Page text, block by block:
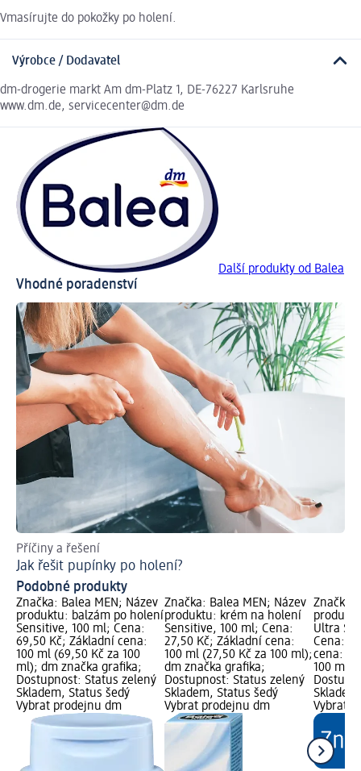
Vmasírujte do pokožky po holení.
Výrobce / Dodavatel
dm-drogerie markt Am dm-Platz 1, DE-76227 Karlsruhe
www.dm.de, servicecenter@dm.de
Další produkty od Balea
Vhodné poradenství
Příčiny a řešení
Jak řešit pupínky po holení?
Podobné produkty
Značka: Balea MEN; Název
produktu: balzám po holení
Sensitive, 100 ml; Cena:
69,50 Kč; Základní cena:
100 ml (69,50 Kč za 100
ml); dm značka grafika;
Dostupnost: Status zelený
Skladem, Status šedý
Vybrat prodejnu dm
Značka: Balea MEN; Název
produktu: krém na holení
Sensitive, 100 ml; Cena:
27,50 Kč; Základní cena:
100 ml (27,50 Kč za 100 ml);
dm značka grafika;
Dostupnost: Status zelený
Skladem, Status šedý
Vybrat prodejnu dm
Značka:
Ultra
Cena:
cena:
100 ml);
Vybrat